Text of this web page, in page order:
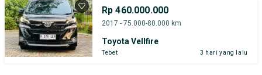
Rp 460.000.000
2017 - 75.000-80.000 km
Toyota Vellfire
Tebet 3 hari yang lalu